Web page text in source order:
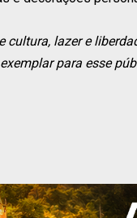
lazer e
para esse